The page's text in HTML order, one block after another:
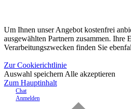
Um Ihnen unser Angebot kostenfrei
ausgewählten Partnern zusammen.
Verarbeitungszwecken finden Sie
Zur Cookierichtlinie
Auswahl speichern Alle akzeptieren
Zum Hauptinhalt
Chat
Anmelden